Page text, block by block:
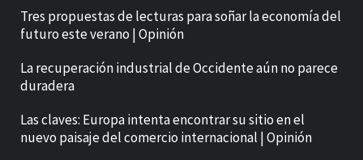
Tres propuestas de lecturas para soñar la economía del
futuro este verano | Opinión
La recuperación industrial de Occidente aún no parece
duradera
Las claves: Europa intenta encontrar su sitio en el
nuevo paisaje del comercio internacional | Opinión